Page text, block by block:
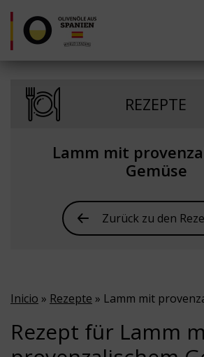
REZEPTE
Lamm mit
Gemüse
Zurück zu den
Inicio » Rezepte » Lamm mit
Rezept für Lamm